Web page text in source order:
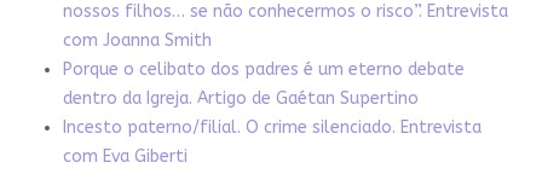
nossos filhos… se não conhecermos o risco”. Entrevista
com Joanna Smith
Porque o celibato dos padres é um eterno debate
dentro da Igreja. Artigo de Gaétan Supertino
Incesto paterno/filial. O crime silenciado. Entrevista
com Eva Giberti